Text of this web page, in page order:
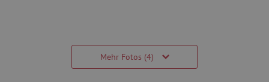
Mehr Fotos (4)